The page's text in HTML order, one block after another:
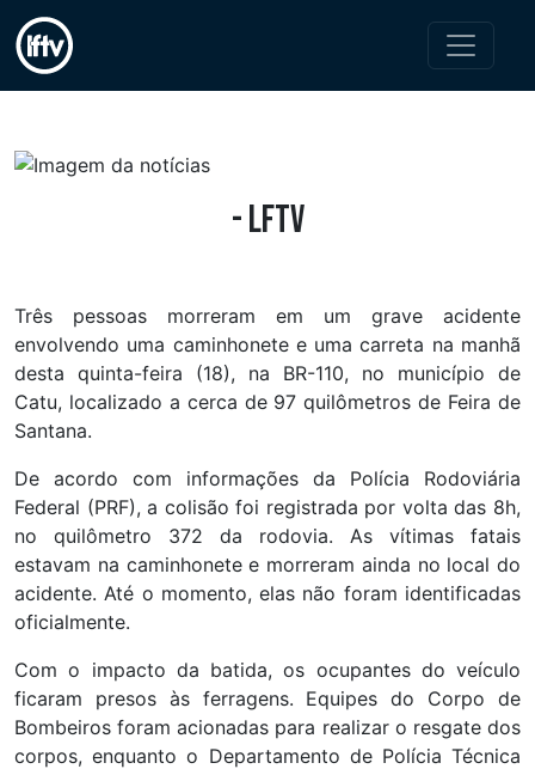
- LFTV
Três pessoas morreram em um grave acidente
envolvendo uma caminhonete e uma carreta na manhã
desta quinta-feira (18), na BR-110, no município de
Catu, localizado a cerca de 97 quilômetros de Feira de
Santana.
De acordo com informações da Polícia Rodoviária
Federal (PRF), a colisão foi registrada por volta das 8h,
no quilômetro 372 da rodovia. As vítimas fatais
estavam na caminhonete e morreram ainda no local do
acidente. Até o momento, elas não foram identificadas
oficialmente.
Com o impacto da batida, os ocupantes do veículo
ficaram presos às ferragens. Equipes do Corpo de
Bombeiros foram acionadas para realizar o resgate dos
corpos, enquanto o Departamento de Polícia Técnica